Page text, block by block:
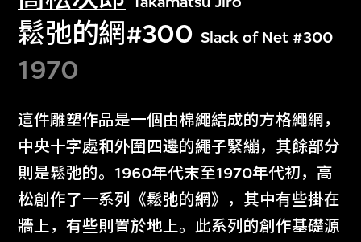
鬆弛的網#300 Slack of Net #300
1970
這件雕塑作品是一個由棉繩結成的方格繩網，
中央十字處和外圍四邊的繩子緊繃，其餘部分
則是鬆弛的。1960年代末至1970年代初，高
松創作了一系列《鬆弛的網》，其中有些掛在
牆上，有些則置於地上。此系列的創作基礎源
文化藏品。